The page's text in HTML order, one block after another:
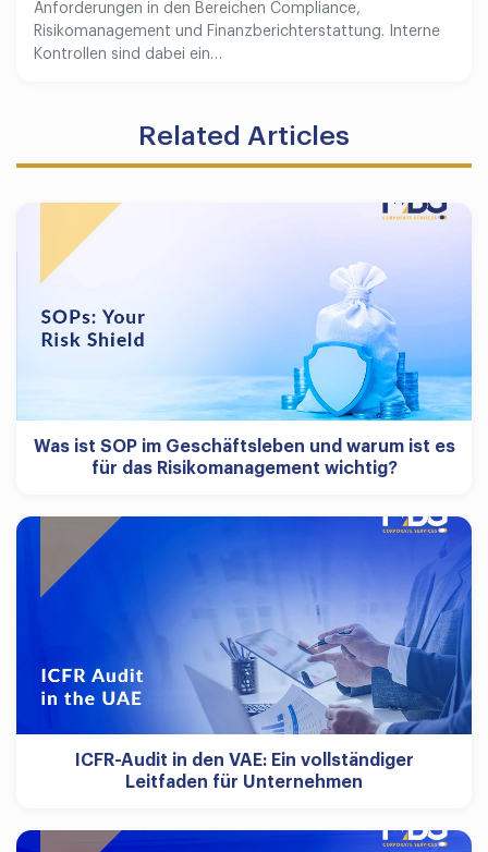
Anforderungen in den Bereichen Compliance,
Risikomanagement und Finanzberichterstattung. Interne
Kontrollen sind dabei ein…
Related Articles
Was ist SOP im Geschäftsleben und warum ist es
für das Risikomanagement wichtig?
ICFR-Audit in den VAE: Ein vollständiger
Leitfaden für Unternehmen